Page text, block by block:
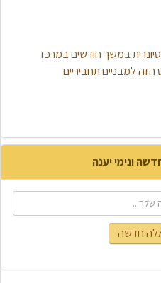
במשך חודשים במרכז
למבניים תחביריים
ונימי יענה
חדשה